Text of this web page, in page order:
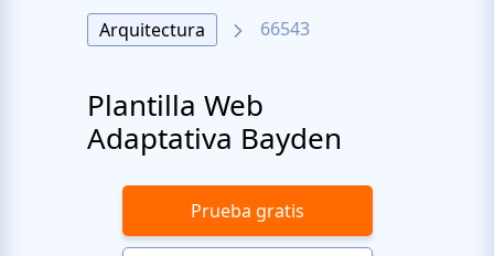
Arquitectura
66543
Plantilla Web
Adaptativa Bayden
Prueba gratis